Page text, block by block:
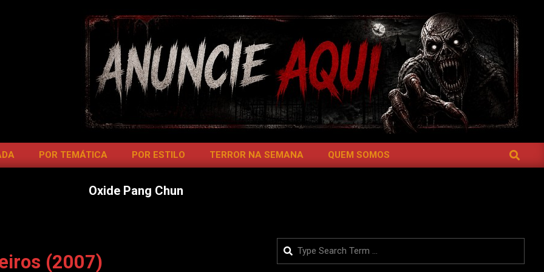
POR TEMÁTICA POR ESTILO TERROR NA SEMANA QUEM SOMOS SEARCH
Oxide Pang Chun
(2007)
Search